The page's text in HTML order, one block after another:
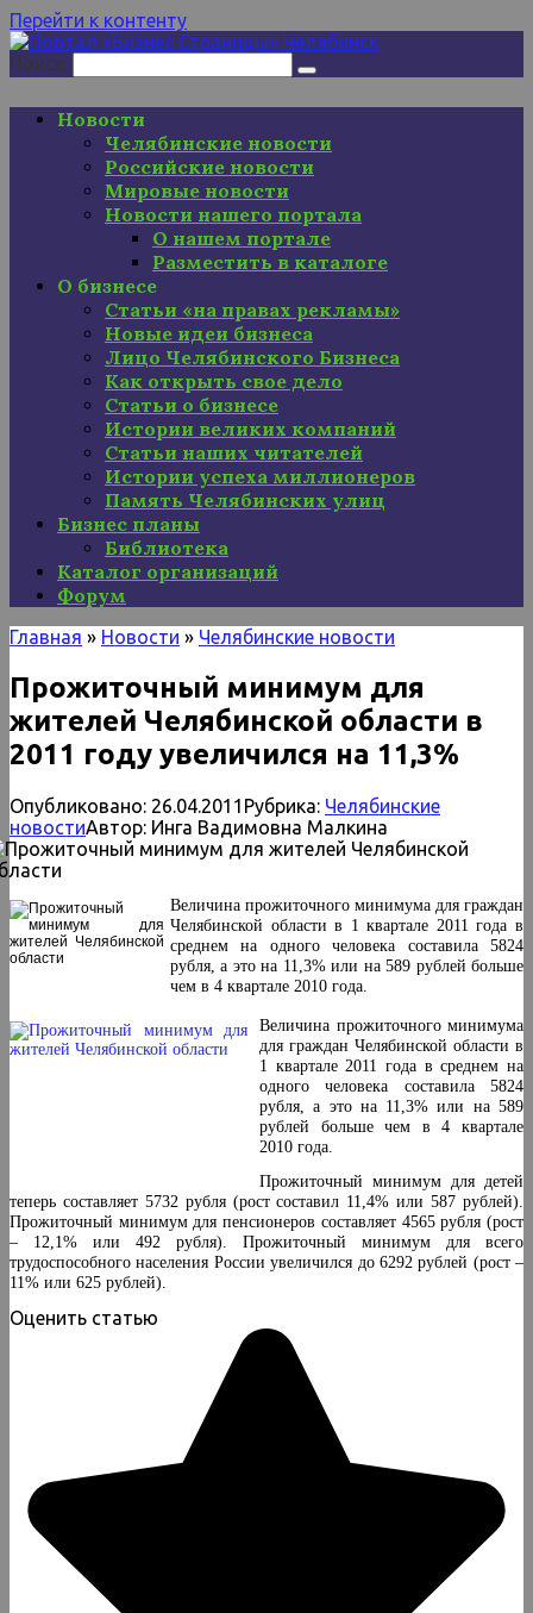
Перейти к контенту
Поиск:
Новости
Челябинские новости
Российские новости
Мировые новости
Новости нашего портала
О нашем портале
Разместить в каталоге
О бизнесе
Статьи «на правах рекламы»
Новые идеи бизнеса
Лицо Челябинского Бизнеса
Как открыть свое дело
Статьи о бизнесе
Истории великих компаний
Статьи наших читателей
Истории успеха миллионеров
Память Челябинских улиц
Бизнес планы
Библиотека
Каталог организаций
Форум
Главная » Новости » Челябинские новости
Прожиточный минимум для
жителей Челябинской области в
2011 году увеличился на 11,3%
Опубликовано: 26.04.2011 Рубрика: Челябинские
новостиАвтор: Инга Вадимовна Малкина
Величина прожиточного минимума для граждан
Челябинской области в 1 квартале 2011 года в
среднем на одного человека составила 5824
рубля, а это на 11,3% или на 589 рублей больше
чем в 4 квартале 2010 года.
Величина прожиточного минимума
для граждан Челябинской области в
1 квартале 2011 года в среднем на
одного человека составила 5824
рубля, а это на 11,3% или на 589
рублей больше чем в 4 квартале
2010 года.
Прожиточный минимум для детей
теперь составляет 5732 рубля (рост составил 11,4% или 587 рублей).
Прожиточный минимум для пенсионеров составляет 4565 рубля (рост
– 12,1% или 492 рубля). Прожиточный минимум для всего
трудоспособного населения России увеличился до 6292 рублей (рост –
11% или 625 рублей).
Оценить статью